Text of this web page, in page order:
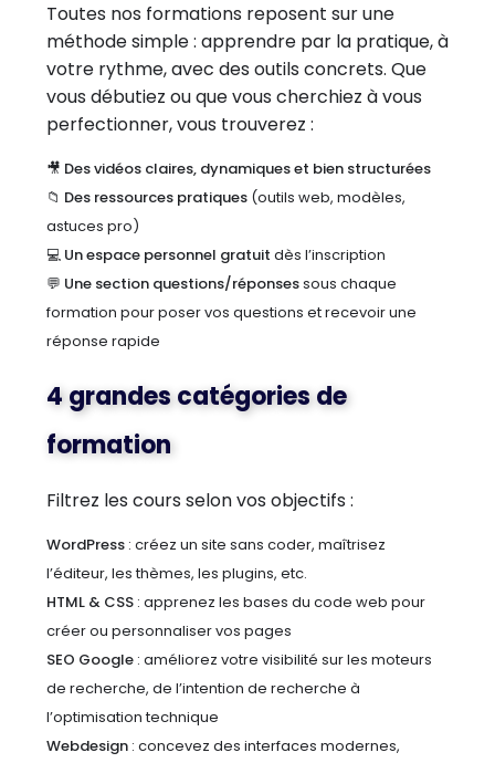
Toutes nos formations reposent sur une
méthode simple : apprendre par la pratique, à
votre rythme, avec des outils concrets. Que
vous débutiez ou que vous cherchiez à vous
perfectionner, vous trouverez :
🎥 Des vidéos claires, dynamiques et bien structurées
📁 Des ressources pratiques (outils web, modèles,
astuces pro)
💻 Un espace personnel gratuit dès l’inscription
💬 Une section questions/réponsessous chaque
formation pour poser vos questions et recevoir une
réponse rapide
4 grandes catégories de
formation
Filtrez les cours selon vos objectifs :
WordPress : créez un site sans coder, maîtrisez
l’éditeur, les thèmes, les plugins, etc.
HTML & CSS : apprenez les bases du code web pour
créer ou personnaliser vos pages
SEO Google : améliorez votre visibilité sur les moteurs
de recherche, de l’intention de recherche à
l’optimisation technique
Webdesign : concevez des interfaces modernes,